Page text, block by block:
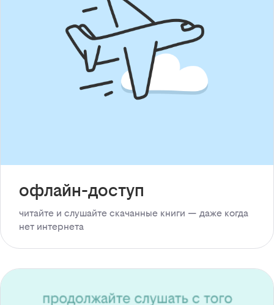
офлайн-доступ
читайте и слушайте скачанные книги — даже когда
нет интернета